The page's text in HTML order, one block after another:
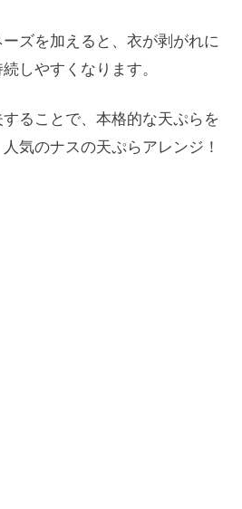
ズを加えると、衣が剥がれに
しやすくなります。
ることで、本格的な天ぷらを
気のナスの天ぷらアレンジ！